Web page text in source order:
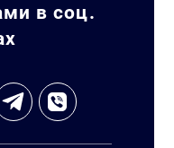
в соц.